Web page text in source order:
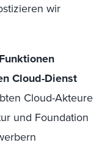
wir
Cloud-Dienst
Cloud-Akteure
und Foundation